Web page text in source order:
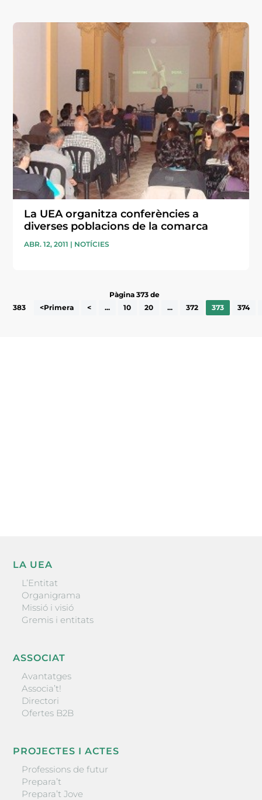
La UEA organitza conferències a
diverses poblacions de la comarca
ABR. 12, 2011 | NOTÍCIES
Pàgina 373 de
383
<Primera < ... 10 20 ... 372 373 374
LA UEA
L’Entitat
Organigrama
Missió i visió
Gremis i entitats
ASSOCIAT
Avantatges
Associa’t!
Directori
Ofertes B2B
PROJECTES I ACTES
Professions de futur
Prepara’t
Prepara’t Jove